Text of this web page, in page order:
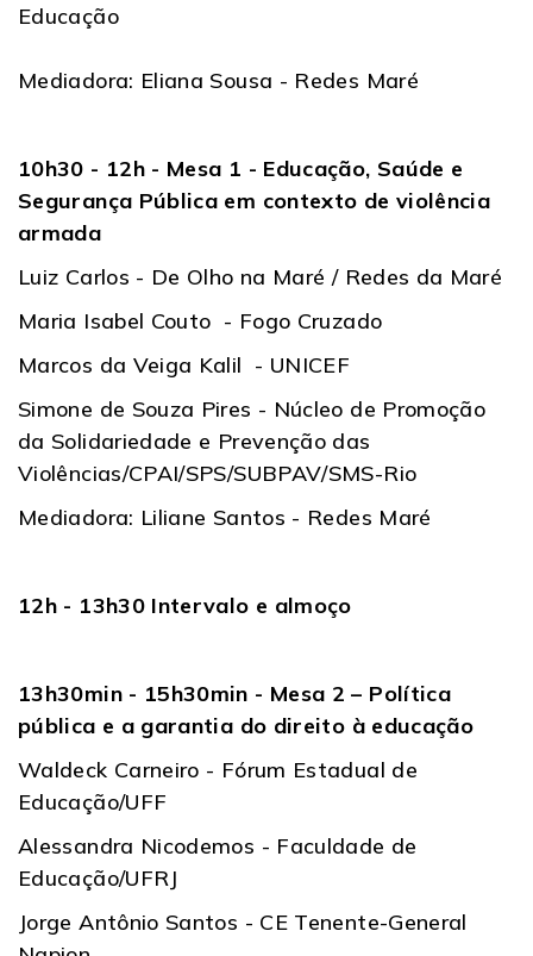
Educação
Mediadora: Eliana Sousa - Redes Maré
10h30 - 12h - Mesa 1 - Educação, Saúde e
Segurança Pública em contexto de violência
armada
Luiz Carlos - De Olho na Maré / Redes da Maré
Maria Isabel Couto - Fogo Cruzado
Marcos da Veiga Kalil - UNICEF
Simone de Souza Pires - Núcleo de Promoção
da Solidariedade e Prevenção das
Violências/CPAI/SPS/SUBPAV/SMS-Rio
Mediadora: Liliane Santos - Redes Maré
12h - 13h30 Intervalo e almoço
13h30min - 15h30min - Mesa 2 – Política
pública e a garantia do direito à educação
Waldeck Carneiro - Fórum Estadual de
Educação/UFF
Alessandra Nicodemos - Faculdade de
Educação/UFRJ
Jorge Antônio Santos - CE Tenente-General